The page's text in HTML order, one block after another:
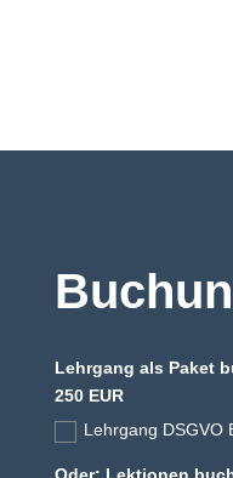
Lehrgang als Paket
250 EUR
Lehrgang DSGVO